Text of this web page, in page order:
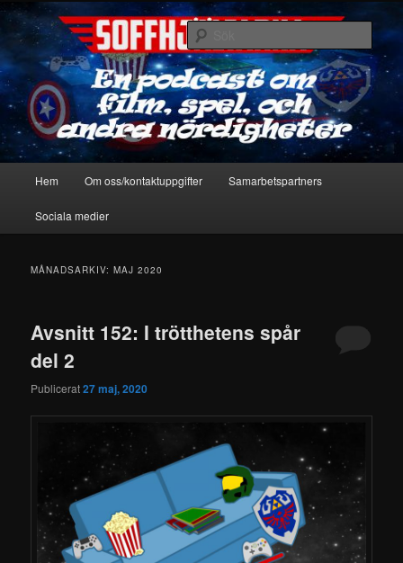
Hoppa
primärt
innehåll
Hoppa
sekundärt
innehållSoffhjältarna
En podcast om film, spel & andra nördigheter
Sök
Hem Om oss/kontaktuppgifter Samarbetspartners
Sociala medier
MÅNADSARKIV:MAJ 2020
Avsnitt 152: I trötthetens spår
del 2
Publicerat27 maj, 2020